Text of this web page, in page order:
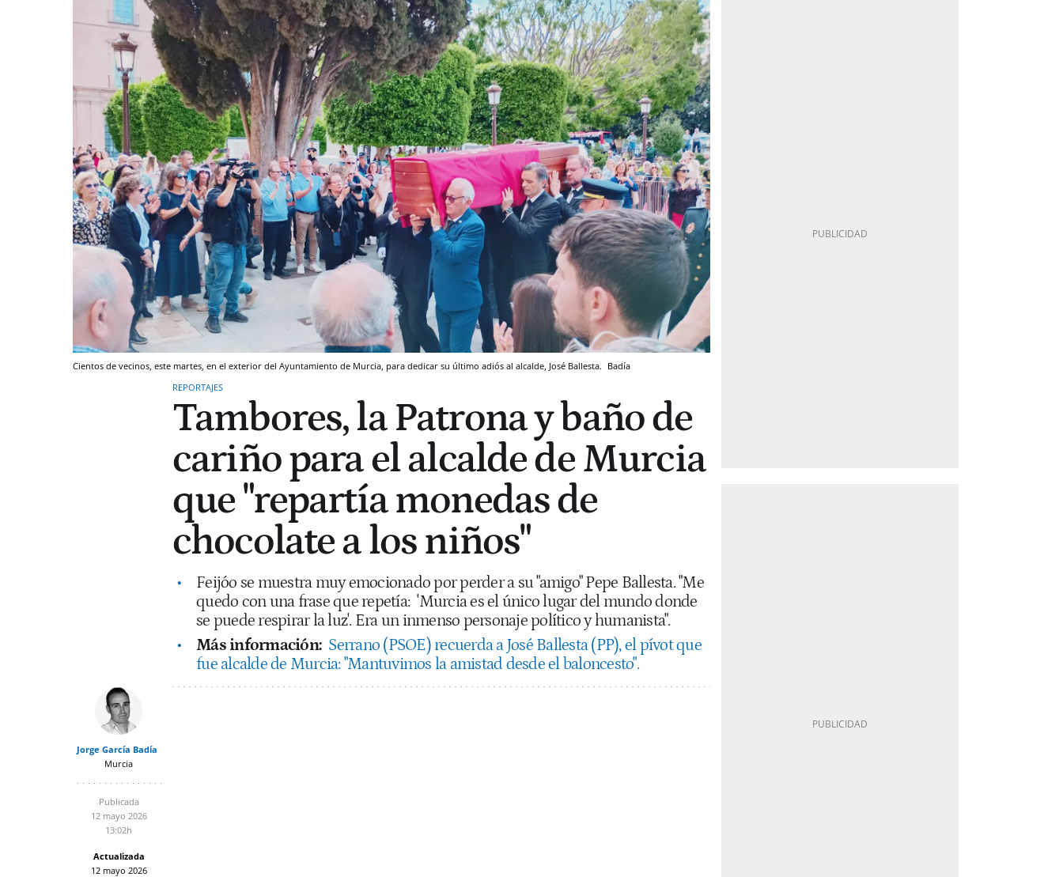
Cientos de vecinos, este martes, en el exterior del Ayuntamiento de Murcia, para dedicar su último adiós al alcalde, José Ballesta. Badía
REPORTAJES
Tambores, la Patrona y baño de
cariño para el alcalde de Murcia
que "repartía monedas de
chocolate a los niños"
Feijóo se muestra muy emocionado por perder a su "amigo" Pepe Ballesta. "Me
quedo con una frase que repetía: 'Murcia es el único lugar del mundo donde
se puede respirar la luz'. Era un inmenso personaje político y humanista".
Más información: Serrano (PSOE) recuerda a José Ballesta (PP), el pívot que
fue alcalde de Murcia: "Mantuvimos la amistad desde el baloncesto".
Jorge García Badía
Murcia
Publicada
12 mayo 2026
13:02h
Actualizada
12 mayo 2026